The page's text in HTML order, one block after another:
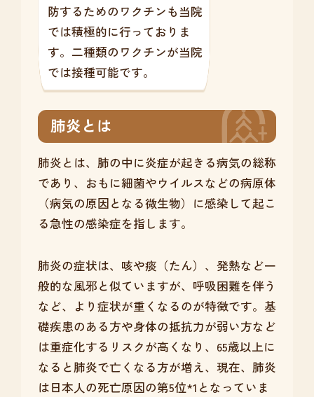
防するためのワクチンも当院
では積極的に行っておりま
す。二種類のワクチンが当院
では接種可能です。
肺炎とは
肺炎とは、肺の中に炎症が起きる病気の総称
であり、おもに細菌やウイルスなどの病原体
（病気の原因となる微生物）に感染して起こ
る急性の感染症を指します。
肺炎の症状は、咳や痰（たん）、発熱など一
般的な風邪と似ていますが、呼吸困難を伴う
など、より症状が重くなるのが特徴です。基
礎疾患のある方や身体の抵抗力が弱い方など
は重症化するリスクが高くなり、65歳以上に
なると肺炎で亡くなる方が増え、現在、肺炎
は日本人の死亡原因の第5位*1となっていま